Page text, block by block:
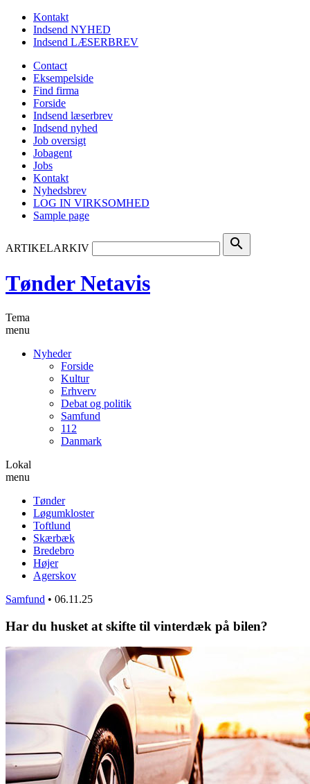
Kontakt
Indsend NYHED
Indsend LÆSERBREV
Contact
Eksempelside
Find firma
Forside
Indsend læserbrev
Indsend nyhed
Job oversigt
Jobagent
Jobs
Kontakt
Nyhedsbrev
LOG IN VIRKSOMHED
Sample page
ARTIKELARKIV search
Tønder Netavis
Tema
menu
Nyheder
Forside
Kultur
Erhverv
Debat og politik
Samfund
112
Danmark
Lokal
menu
Tønder
Løgumkloster
Toftlund
Skærbæk
Bredebro
Højer
Agerskov
Samfund • 06.11.25
Har du husket at skifte til vinterdæk på bilen?